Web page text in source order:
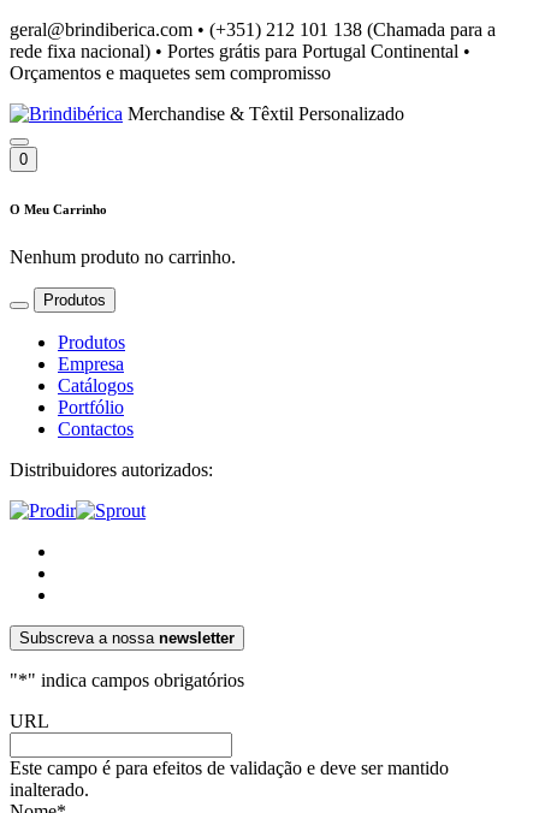
geral@brindiberica.com • (+351) 212 101 138 (Chamada para a
rede fixa nacional) • Portes grátis para Portugal Continental •
Orçamentos e maquetes sem compromisso
Merchandise & Têxtil Personalizado
0
O Meu Carrinho
Nenhum produto no carrinho.
Produtos
Produtos
Empresa
Catálogos
Portfólio
Contactos
Distribuidores autorizados:
Subscreva a nossa newsletter
"*" indica campos obrigatórios
URL
Este campo é para efeitos de validação e deve ser mantido
inalterado.